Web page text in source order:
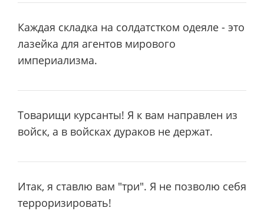
Каждая складка на солдатстком одеяле - это
лазейка для агентов миpового
импеpиализма.
Товарищи курсанты! Я к вам направлен из
войск, а в войсках дураков не держат.
Итак, я ставлю вам "тpи". Я не позволю себя
теppоpизиpовать!